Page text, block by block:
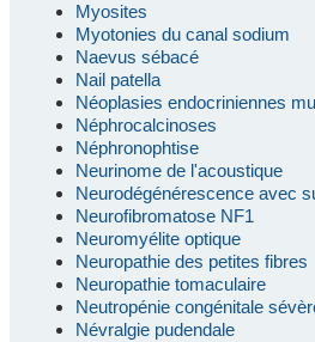
Myosites
Myotonies du canal sodium
Naevus sébacé
Nail patella
Néoplasies endocriniennes
Néphrocalcinoses
Néphronophtise
Neurinome de l'acoustique
Neurodégénérescence avec
Neurofibromatose NF1
Neuromyélite optique
Neuropathie des petites fibres
Neuropathie tomaculaire
Neutropénie congénitale
Névralgie pudendale